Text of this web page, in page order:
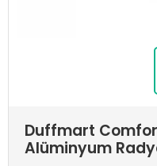
Duffmart
Alüminyum